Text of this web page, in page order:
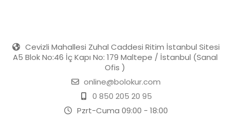
Cevizli Mahallesi Zuhal Caddesi Ritim İstanbul Sitesi
A5 Blok No:46 İç Kapı No: 179 Maltepe / İstanbul (Sanal
Ofis )
online@bolokur.com
0 850 205 20 95
Pzrt-Cuma 09:00 - 18:00